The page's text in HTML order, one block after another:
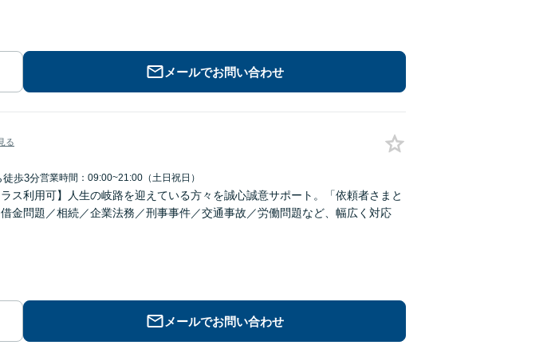
メールでお問い合わせ
る
徒歩3分営業時間：09:00~21:00（土日祝日）
ス利用可】人生の岐路を迎えている方々を誠心誠意サポート。「依頼者さまと
金問題／相続／企業法務／刑事事件／交通事故／労働問題など、幅広く対応
メールでお問い合わせ